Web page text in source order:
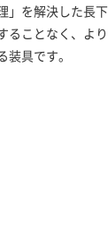
を解決した長下
ることなく、よ
具です。